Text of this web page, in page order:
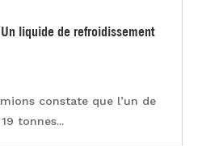
Un liquide de refroidissement
constate que l’un de
tonnes...